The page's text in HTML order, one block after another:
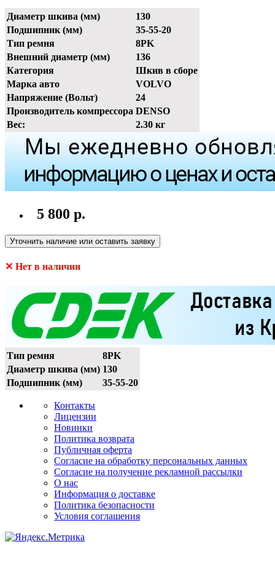
Диаметр шкива (мм)
130
Подшипник (мм)
35-55-20
Тип ремня
8PK
Внешний диаметр (мм)
136
Категория
Шкив в сборе
Марка авто
VOLVO
Напряжение (Вольт)
24
Производитель компрессора DENSO
Вес:
2.30 кг
5 800 р.
Уточнить наличие или оставить заявку
✕ Нет в наличии
Тип ремня
8PK
Диаметр шкива (мм) 130
Подшипник (мм)
35-55-20
Контакты
Лицензии
Новинки
Политика возврата
Публичная оферта
Согласие на обработку персональных данных
Согласие на получение рекламной рассылки
О нас
Информация о доставке
Политика безопасности
Условия соглашения